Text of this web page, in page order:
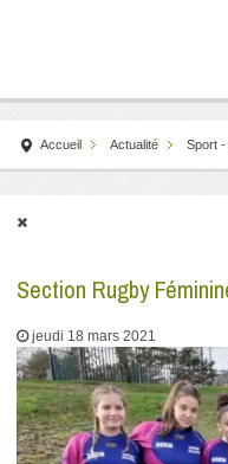
Accueil Actualité Sport -
Section Rugby
jeudi 18 mars 2021